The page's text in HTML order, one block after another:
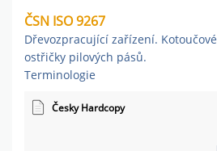
ČSN ISO 9267
Dřevozpracující zařízení. Kotoučové
ostřičky pilových pásů.
Terminologie
Česky Hardcopy